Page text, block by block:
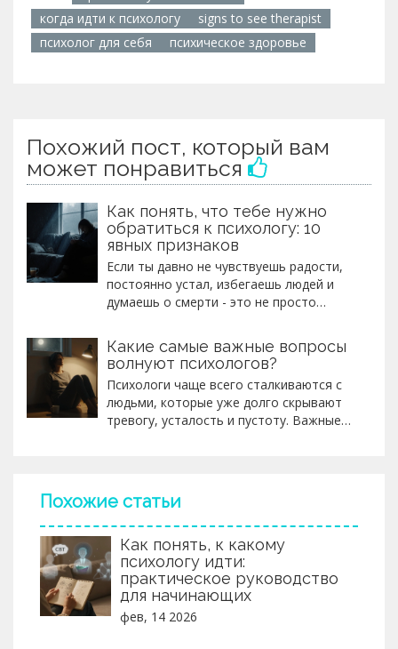
когда идти к психологу
signs to see therapist
психолог для себя
психическое здоровье
Похожий пост, который вам
может понравиться
Как понять, что тебе нужно
обратиться к психологу: 10
явных признаков
Если ты давно не чувствуешь радости,
постоянно устал, избегаешь людей и
думаешь о смерти - это не просто
помощь. 10 явных признаков, что пора
обратиться к психологу.
Какие самые важные вопросы
волнуют психологов?
Психологи чаще всего сталкиваются с
людьми, которые уже долго скрывают
тревогу, усталость и пустоту. Важные
остановиться и услышать себя.
Похожие статьи
Как понять, к какому
психологу идти:
практическое руководство
для начинающих
фев, 14 2026